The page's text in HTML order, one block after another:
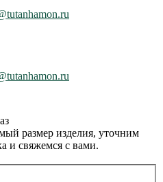
размер изделия, уточним
и свяжемся с вами.